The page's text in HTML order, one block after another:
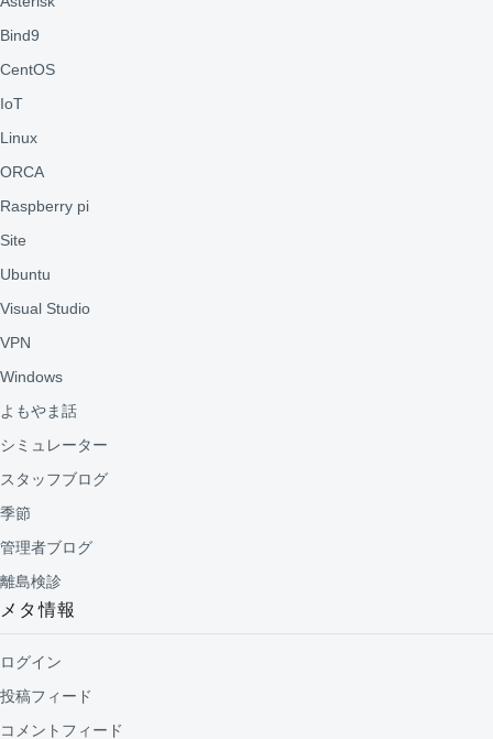
Bind9
CentOS
IoT
Linux
ORCA
Raspberry pi
Site
Ubuntu
Visual Studio
VPN
Windows
よもやま話
シミュレーター
スタッフブログ
季節
管理者ブログ
離島検診
メタ情報
ログイン
投稿フィード
コメントフィード